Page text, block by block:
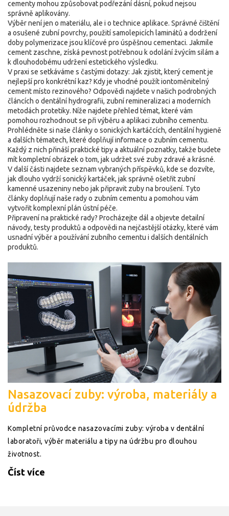
cementy mohou způsobovat podřezání dásní, pokud nejsou
správně aplikovány.
Výběr není jen o materiálu, ale i o technice aplikace. Správné čištění
a osušené zubní povrchy, použití samolepicích laminátů a dodržení
doby polymerizace jsou klíčové pro úspěšnou cementaci. Jakmile
cement zaschne, získá pevnost potřebnou k odolání žvýcím silám a
k dlouhodobému udržení estetického výsledku.
V praxi se setkáváme s častými dotazy: Jak zjistit, který cement je
nejlepší pro konkrétní kaz? Kdy je vhodné použít iontoměnitelný
cement místo rezinového? Odpovědi najdete v našich podrobných
článcích o dentální hydrografii, zubní remineralizaci a moderních
metodách protetiky. Níže najdete přehled témat, které vám
pomohou rozhodnout se při výběru a aplikaci zubního cementu.
Prohlédněte si naše články o sonických kartáčcích, dentální hygieně
a dalších tématech, které doplňují informace o zubním cementu.
Každý z nich přináší praktické tipy a aktuální poznatky, takže budete
mít kompletní obrázek o tom, jak udržet své zuby zdravé a krásné.
V další části najdete seznam vybraných příspěvků, kde se dozvíte,
jak dlouho vydrží sonický kartáček, jak správně ošetřit zubní
kamenné usazeniny nebo jak připravit zuby na broušení. Tyto
články doplňují naše rady o zubním cementu a pomohou vám
vytvořit komplexní plán ústní péče.
Připravení na praktické rady? Procházejte dál a objevte detailní
návody, testy produktů a odpovědi na nejčastější otázky, které vám
usnadní výběr a používání zubního cementu i dalších dentálních
produktů.
Nasazovací zuby: výroba, materiály a
údržba
Kompletní průvodce nasazovacími zuby: výroba v dentální
laboratoři, výběr materiálu a tipy na údržbu pro dlouhou
životnost.
Číst více